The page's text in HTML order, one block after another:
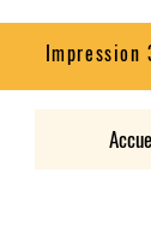
Impression